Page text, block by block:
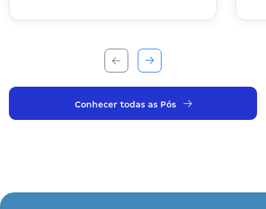
Conhecer todas as Pós